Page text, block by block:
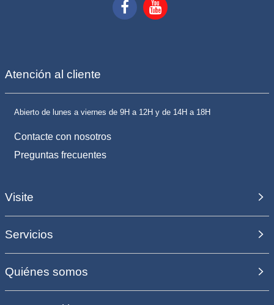
Atención al cliente
Abierto de lunes a viernes de 9H a 12H y de 14H a 18H
Contacte con nosotros
Preguntas frecuentes
Visite
Servicios
Quiénes somos